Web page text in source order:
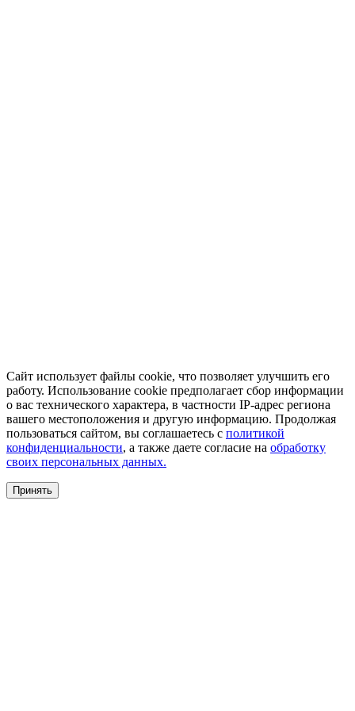
Сайт использует файлы cookie, что позволяет улучшить его
работу. Использование cookie предполагает сбор информации
о вас технического характера, в частности IP-адрес региона
вашего местоположения и другую информацию. Продолжая
пользоваться сайтом, вы соглашаетесь с политикой
конфиденциальности, а также даете согласие на обработку
своих персональных данных.
Принять